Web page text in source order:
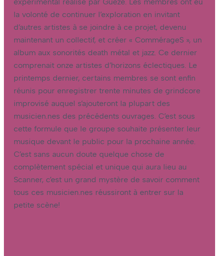
la volonté de continuer l’exploration en invitant
d’autres artistes à se joindre à ce projet, devenu
maintenant un collectif, et créer « CommérageS », un
album aux sonorités death métal et jazz. Ce dernier
comprenait onze artistes d’horizons éclectiques. Le
printemps dernier, certains membres se sont enfin
réunis pour enregistrer trente minutes de grindcore
improvisé auquel s’ajouteront la plupart des
musicien.nes des précédents ouvrages. C’est sous
cette formule que le groupe souhaite présenter leur
musique devant le public pour la prochaine année.
C’est sans aucun doute quelque chose de
complètement spécial et unique qui aura lieu au
Scanner, c’est un grand mystère de savoir comment
tous ces musicien.nes réussiront à entrer sur la
petite scène!